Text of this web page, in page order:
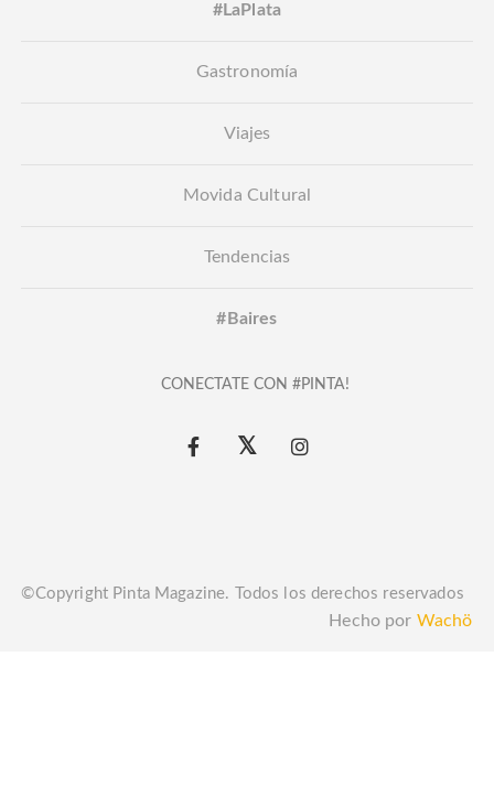
#LaPlata
Gastronomía
Viajes
Movida Cultural
Tendencias
#Baires
CONECTATE CON #PINTA!
©Copyright Pinta Magazine. Todos los derechos reservados
Hecho por Wachö